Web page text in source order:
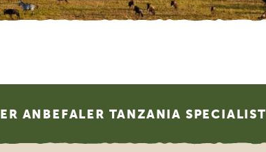
ANBEFALER TANZANIA SPECIALIST